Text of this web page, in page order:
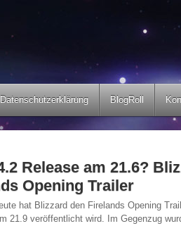
BlogRoll
Release am 21.6?
Opening Trailer
hat Blizzard den Firelands Opening
21.9 veröffentlicht wird. Im Gegenzug